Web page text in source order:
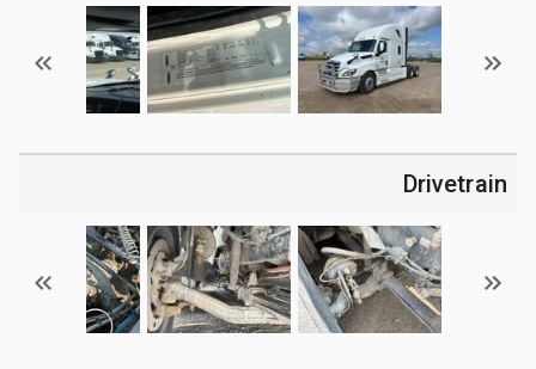
Drivetrain